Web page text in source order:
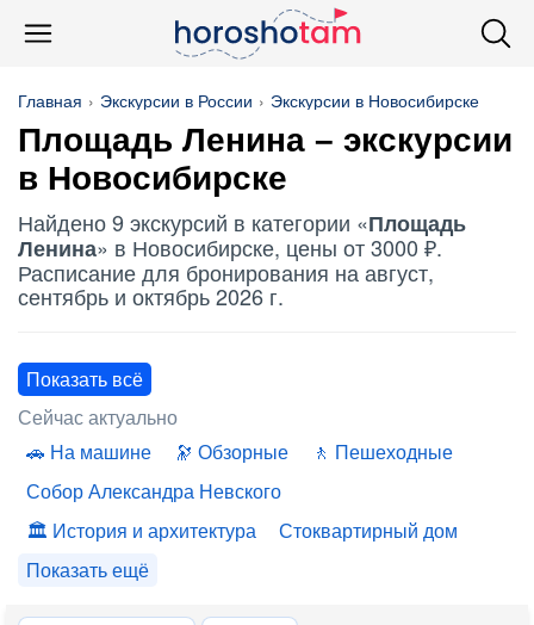
Главная Экскурсии в России Экскурсии в Новосибирске
Площадь Ленина – экскурсии
в Новосибирске
Найдено 9 экскурсий в категории «Площадь
Ленина» в Новосибирске, цены от 3000 ₽.
Расписание для бронирования на август,
сентябрь и октябрь 2026 г.
Показать всё
Сейчас актуально
На машине
Обзорные
Пешеходные
Собор Александра Невского
История и архитектура
Стоквартирный дом
Показать ещё